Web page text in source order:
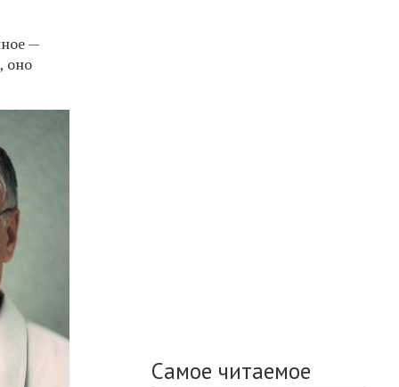
—
оно
Самое читаемое